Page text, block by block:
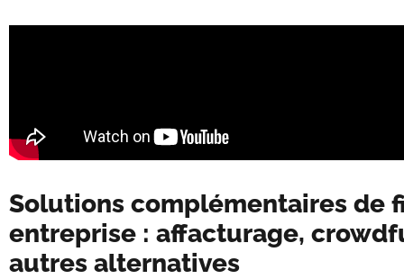
Solutions complémentaires de
entreprise : affacturage,
autres alternatives